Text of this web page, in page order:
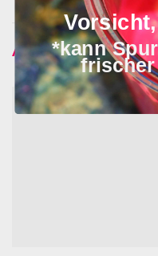
Ähnliche
*kann
frischer